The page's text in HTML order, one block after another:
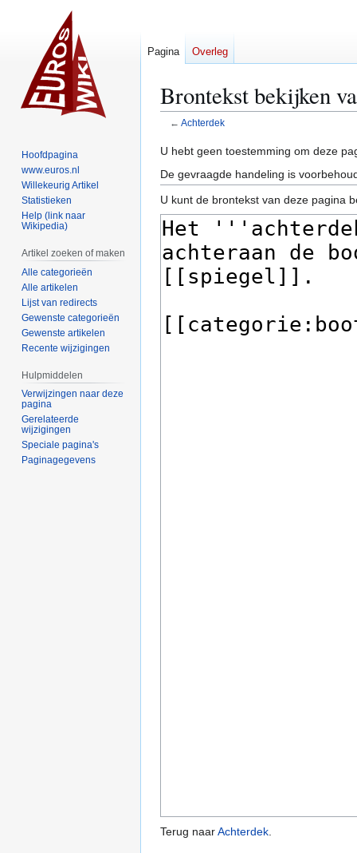
Brontekst bekijken
← Achterdek
Naar
navigatie
springen
Naar
zoeken
springen
U hebt geen toestemming om deze
De gevraagde handeling is
U kunt de brontekst van deze pagina
Terug naarAchterdek
Pagina Overleg
Hoofdpagina
www.euros.nl
Willekeurig Artikel
Statistieken
Help (link naar
Wikipedia)
Artikel zoeken of maken
Alle categorieën
Alle artikelen
Lijst van redirects
Gewenste categorieën
Gewenste artikelen
Recente wijzigingen
Hulpmiddelen
Verwijzingen naar deze
pagina
Gerelateerde
wijzigingen
Speciale pagina's
Paginagegevens